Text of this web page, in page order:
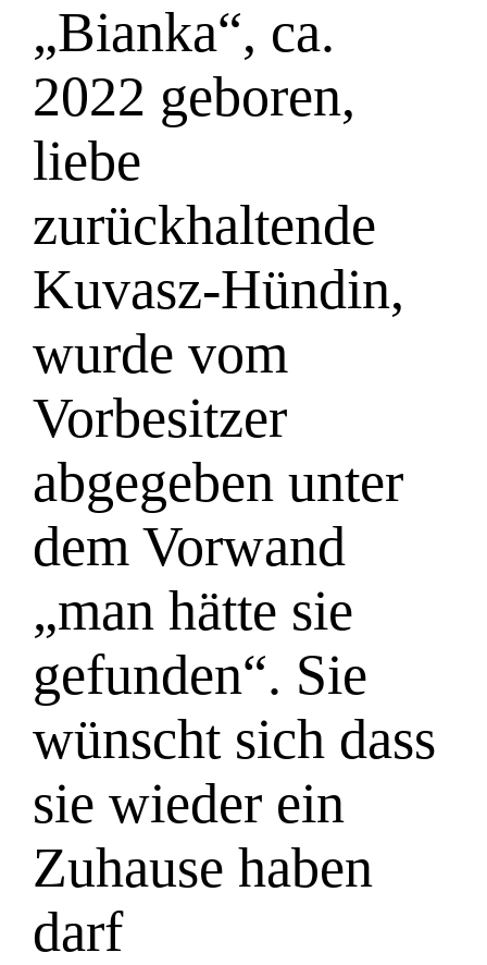
„Bianka“, ca.
2022 geboren,
liebe
zurückhaltende
Kuvasz-Hündin,
wurde vom
Vorbesitzer
abgegeben unter
dem Vorwand
„man hätte sie
gefunden“. Sie
wünscht sich dass
sie wieder ein
Zuhause haben
darf